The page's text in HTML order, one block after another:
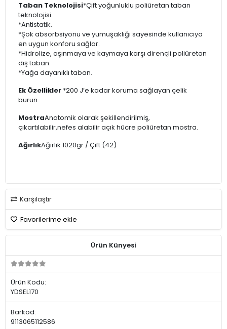
Taban Teknolojisi*Çift yoğunluklu poliüretan taban
teknolojisi.
*Antistatik.
*Şok absorbsiyonu ve yumuşaklığı sayesinde kullanıcıya
en uygun konforu sağlar.
*Hidrolize, aşınmaya ve kaymaya karşı dirençli poliüretan
dış taban.
*Yağa dayanıklı taban.
Ek Özellikler *200 J’e kadar koruma sağlayan çelik
burun.
MostraAnatomik olarak şekillendirilmiş,
çıkartılabilir,nefes alabilir açık hücre poliüretan mostra.
AğırlıkAğırlık 1020gr / Çift (42)
Karşılaştır
Favorilerime ekle
Ürün Künyesi
Ürün Kodu:
YDSEL170
Barkod:
9113065112586